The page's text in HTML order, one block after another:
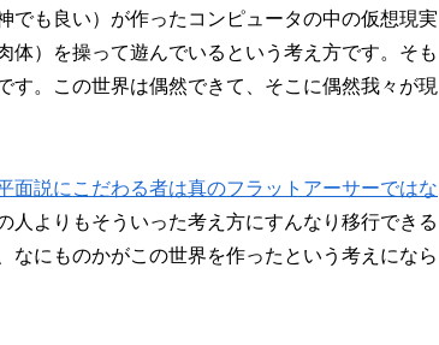
でも良い）が作ったコンピュータの中の仮想現実
）を操って遊んでいるという考え方です。そも
す。この世界は偶然できて、そこに偶然我々が現
面説にこだわる者は真のフラットアーサーではな
人よりもそういった考え方にすんなり移行できる
なにものかがこの世界を作ったという考えになら